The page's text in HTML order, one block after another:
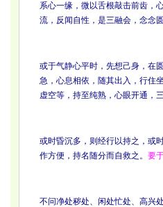
系心一缘，微以舌根敲击前齿，
流，反闻自性，是三融会，念念
或于气静心平时，先想己身，在
急，心息相依，随其出入，行住
虚空等，持至纯熟，心眼开通，
或时昏沉多，则经行以持之，或
作方便，持名随分而自救之。 要
不问净处秽处、闲处忙处、高兴